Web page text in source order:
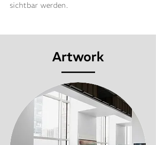
sichtbar werden.
Artwork